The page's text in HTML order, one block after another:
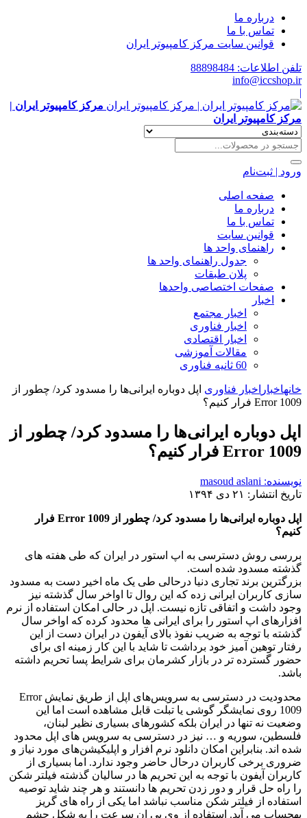
درباره ما
تماس با ما
قوانین سایت مرکز کامپیوتر ایران
تلفن اطلاعات: 88898484
info@iccshop.ir
|
مرکز کامپیوتر ایران |
مرکز کامپیوتر ایران
ورود | ثبت‌نام
صفحه اصلی
درباره ما
تماس با ما
قوانین سایت
راهنمای واحد ها
جدول راهنمای واحد ها
پلان طبقات
صفحات اختصاصی واحدها
اخبار
اخبار مجتمع
اخبار فناوری
اخبار اقتصادی
مقالات آموزشی
60 ثانیه فناوری
خانهاخبار اخبار فناوری اپل دوباره ایرانی‌ها را مسدود کرد/ چطور از
Error 1009 فرار کنیم؟
اپل دوباره ایرانی‌ها را مسدود کرد/ چطور از
Error 1009 فرار کنیم؟
نویسنده: masoud aslani
تاریخ انتشار: ۲۱ دی ۱۳۹۴
اپل دوباره ایرانی‌ها را مسدود کرد/ چطور از Error 1009 فرار
کنیم؟
بررسی روش دسترسی به اپ استور در ایران که طی هفته های
گذشته مسدود شده است.
بزرگترین برند تجاری دنیا درحالی طی یک ماه اخیر دست به مسدود
سازی کاربران ایرانی زده که این روال تا اواخر سال گذشته نیز
وجود داشت و اتفاقی تازه نیست. اپل در حالی امکان استفاده از نرم
افزارهای اپ استور را برای ایرانی ها محدود کرده که اواخر سال
گذشته با توجه به ضریب نفوذ بالای آیفون در ایران دست از این
رفتار توهین آمیز خود برداشت تا شاید با این کار زمینه ای برای
حضور گسترده تر در بازار کشرمان برای شرایط پسا تحریم داشته
باشد.
محدودیت در دسترسی به سرویس‌های اپل از طریق نمایش Error
1009 روی نمایشگر گوشی یا تبلت قابل مشاهده است اما این
وضعیت نه تنها در ایران بلکه کشورهای بسیاری نظیر لبنان،
فلسطین، سوریه و … نیز در دسترسی به سرویس های اپل محدود
شده اند. بنابراین امکان دانلود نرم افزار و اپلیکیشن‌های مورد نیاز و
ضروری برخی کاربران درحال حاضر وجود ندارد. اما بسیاری از
کاربران آیفون با توجه به این تحریم ها در سالیان گذشته فیلتر شکن
را راه حل قرار و دور زدن تحریم ها دانستند و هر چند شاید توصیه
استفاده از فیلتر شکن مناسب نباشد اما یکی از راه های گریز
بهحساب می آید. استفاده از وی پی ان سرعت را به شکل چشم